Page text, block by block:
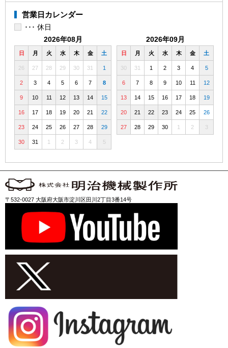
営業日カレンダー
･･･ 休日
2026年08月
日 月 火 水 木 金 土
26 27 28 29 30 31 1
2 3 4 5 6 7 8
9 10 11 12 13 14 15
16 17 18 19 20 21 22
23 24 25 26 27 28 29
30 31 1 2 3 4 5
2026年09月
日 月 火 水 木 金 土
30 31 1 2 3 4 5
6 7 8 9 10 11 12
13 14 15 16 17 18 19
20 21 22 23 24 25 26
27 28 29 30 1 2 3
〒532-0027 大阪府大阪市淀川区田川2丁目3番14号